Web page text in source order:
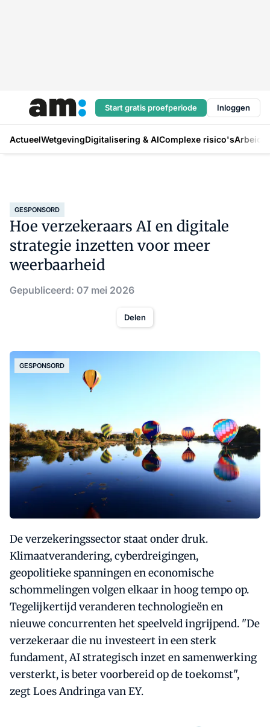
Start gratis proefperiode Inloggen
ActueelWetgevingDigitalisering & AIComplexe risico's
GESPONSORD
Hoe verzekeraars AI en digitale
strategie inzetten voor meer
weerbaarheid
Gepubliceerd: 07 mei 2026
Delen
GESPONSORD
De verzekeringssector staat onder druk.
Klimaatverandering, cyberdreigingen,
geopolitieke spanningen en economische
schommelingen volgen elkaar in hoog tempo op.
Tegelijkertijd veranderen technologieën en
nieuwe concurrenten het speelveld ingrijpend. "De
verzekeraar die nu investeert in een sterk
fundament, AI strategisch inzet en samenwerking
versterkt, is beter voorbereid op de toekomst",
zegt Loes Andringa van EY.